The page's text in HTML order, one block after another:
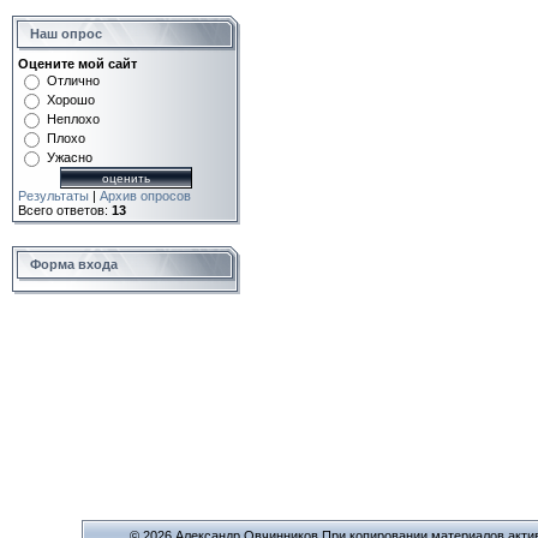
Наш опрос
Оцените мой сайт
Отлично
Хорошо
Неплохо
Плохо
Ужасно
Результаты | Архив опросов
Всего ответов: 13
Форма входа